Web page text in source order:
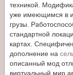
техникой.
уже имеющимся в
грузы.
стандартной
картах.
дополнение на
описанный мод
виртуальный мир